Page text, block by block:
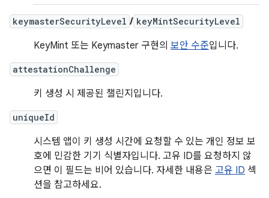
keymasterSecurityLevel / keyMintSecurityLevel
KeyMint 또는 Keymaster 구현의 보안 수준입니다.
attestationChallenge
키 생성 시 제공된 챌린지입니다.
uniqueId
시스템 앱이 키 생성 시간에 요청할 수 있는 개인 정보 보
호에 민감한 기기 식별자입니다. 고유 ID를 요청하지 않
으면 이 필드는 비어 있습니다. 자세한 내용은 고유 ID 섹
션을 참고하세요.